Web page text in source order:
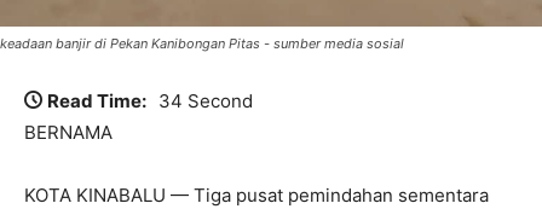
keadaan banjir di Pekan Kanibongan Pitas - sumber media sosial
Read Time: 34 Second
BERNAMA
KOTA KINABALU — Tiga pusat pemindahan sementara